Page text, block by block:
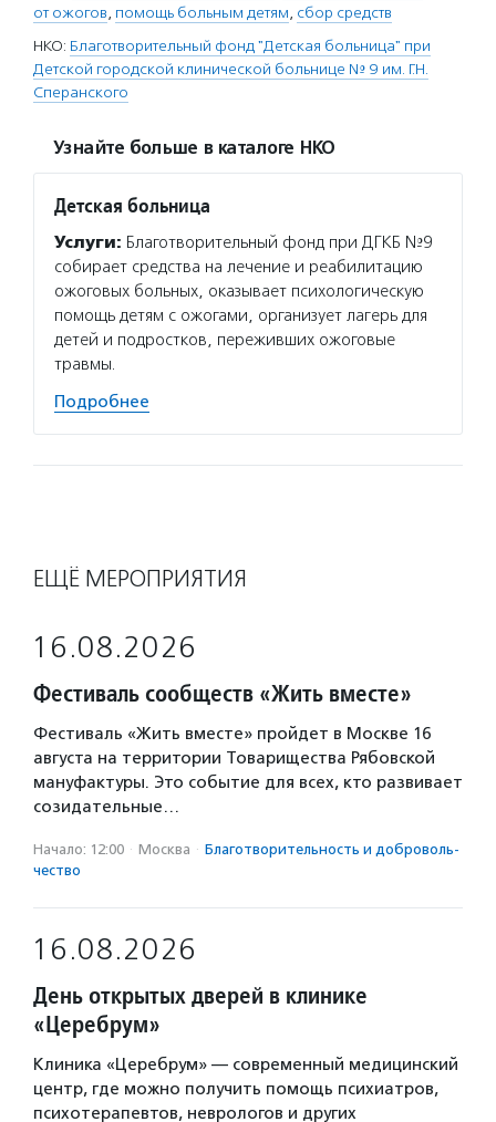
от ожогов, помощь больным детям, сбор средств
НКО: Благотворительный фонд "Детская больница" при
Детской городской клинической больнице № 9 им. Г.Н.
Сперанского
Узнайте больше в каталоге НКО
Детская больница
Услуги: Благотворительный фонд при ДГКБ №9
собирает средства на лечение и реабилитацию
ожоговых больных, оказывает психологическую
помощь детям с ожогами, организует лагерь для
детей и подростков, переживших ожоговые
травмы.
Подробнее
ЕЩЁ МЕРОПРИЯТИЯ
16.08.2026
Фестиваль сообществ «Жить вместе»
Фестиваль «Жить вместе» пройдет в Москве 16
августа на территории Товарищества Рябовской
мануфактуры. Это событие для всех, кто развивает
созидательные…
Начало: 12:00 · Москва · Благотвори­тель­ность и доброволь­
чест­во
16.08.2026
День открытых дверей в клинике
«Церебрум»
Клиника «Церебрум» — современный медицинский
центр, где можно получить помощь психиатров,
психотерапевтов, неврологов и других